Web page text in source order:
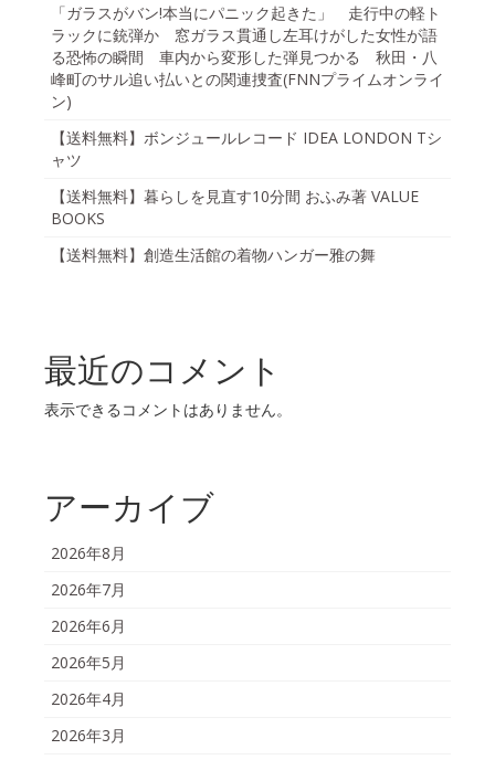
「ガラスがバン!本当にパニック起きた」 走行中の軽ト
ラックに銃弾か 窓ガラス貫通し左耳けがした女性が語
る恐怖の瞬間 車内から変形した弾見つかる 秋田・八
峰町のサル追い払いとの関連捜査(FNNプライムオンライ
ン)
【送料無料】ボンジュールレコード IDEA LONDON Tシ
ャツ
【送料無料】暮らしを見直す10分間 おふみ著 VALUE
BOOKS
【送料無料】創造生活館の着物ハンガー雅の舞
最近のコメント
表示できるコメントはありません。
アーカイブ
2026年8月
2026年7月
2026年6月
2026年5月
2026年4月
2026年3月